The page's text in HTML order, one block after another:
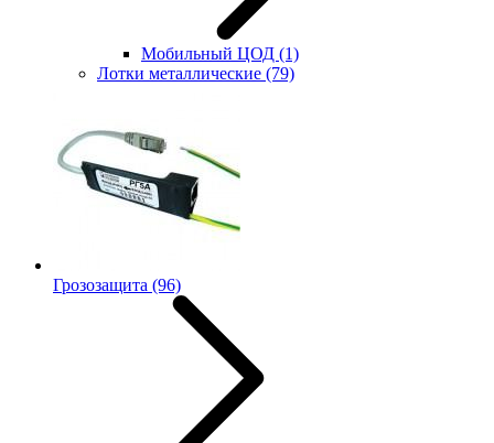
Мобильный ЦОД (1)
Лотки металлические (79)
Грозозащита (96)